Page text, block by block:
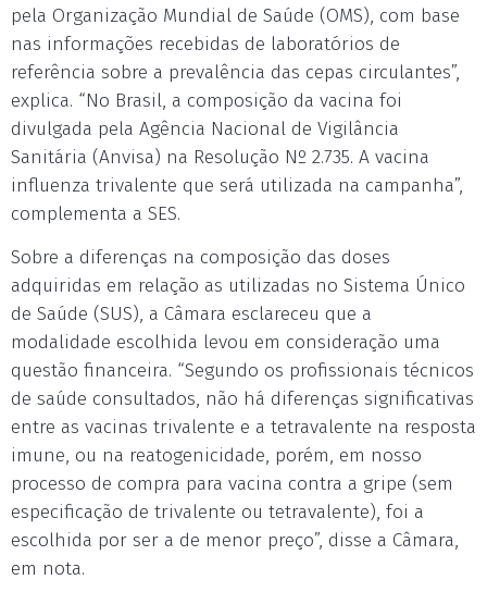
pela Organização Mundial de Saúde (OMS), com base
nas informações recebidas de laboratórios de
referência sobre a prevalência das cepas circulantes”,
explica. “No Brasil, a composição da vacina foi
divulgada pela Agência Nacional de Vigilância
Sanitária (Anvisa) na Resolução Nº 2.735. A vacina
influenza trivalente que será utilizada na campanha”,
complementa a SES.
Sobre a diferenças na composição das doses
adquiridas em relação as utilizadas no Sistema Único
de Saúde (SUS), a Câmara esclareceu que a
modalidade escolhida levou em consideração uma
questão financeira. “Segundo os profissionais técnicos
de saúde consultados, não há diferenças significativas
entre as vacinas trivalente e a tetravalente na resposta
imune, ou na reatogenicidade, porém, em nosso
processo de compra para vacina contra a gripe (sem
especificação de trivalente ou tetravalente), foi a
escolhida por ser a de menor preço”, disse a Câmara,
em nota.